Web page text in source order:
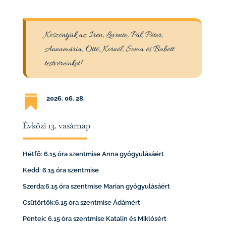
Köszöntjük az Irén, Levente, Pál, Péter,
Annamária, Ottó, Kornél, Soma és Babett
testvéreinket!
 2026. 06. 28.
Évközi 13. vasárnap
Hétfő: 6.15 óra szentmise Anna gyógyulásáért
Kedd: 6.15 óra szentmise
Szerda:6.15 óra szentmise Marian gyógyulásáért
Csütörtök:6.15 óra szentmise Ádámért
Péntek: 6.15 óra szentmise Katalin és Miklósért